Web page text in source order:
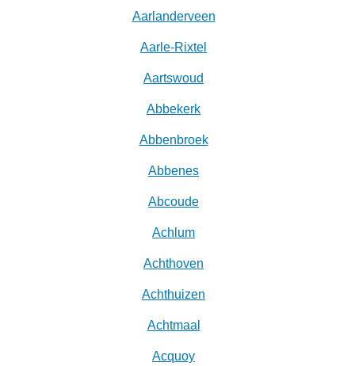
Aarlanderveen
Aarle-Rixtel
Aartswoud
Abbekerk
Abbenbroek
Abbenes
Abcoude
Achlum
Achthoven
Achthuizen
Achtmaal
Acquoy